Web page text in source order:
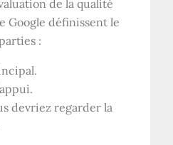
de la qualité
Google définissent le
:
devriez regarder la